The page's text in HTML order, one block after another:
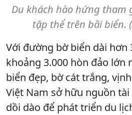
Du khách hào hứng tham
tập thể trên bãi biển.
Với đường bờ biển dài hơn
khoảng 3.000 hòn đảo lớn
biển đẹp, bờ cát trắng,
Việt Nam sở hữu nguồn
dồi dào để phát triển du